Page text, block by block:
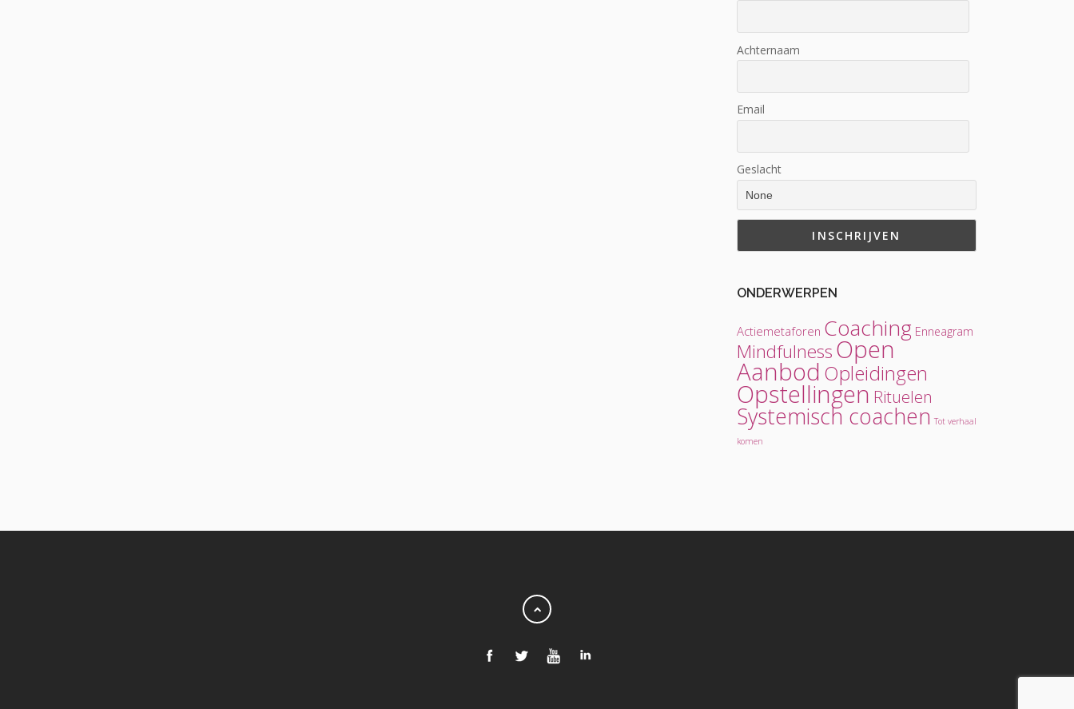
Achternaam
Email
Geslacht
ONDERWERPEN
Actiemetaforen Coaching Enneagram
MindfulnessOpen
Aanbod Opleidingen
Opstellingen Rituelen
Systemisch coachen Tot verhaal
komen